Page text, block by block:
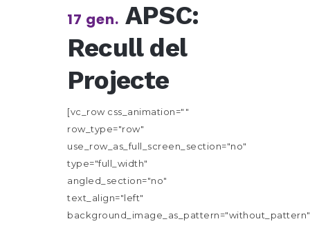
17 gen. APSC:
Recull del
Projecte
[vc_row css_animation=""
row_type="row"
use_row_as_full_screen_section="no"
type="full_width"
angled_section="no"
text_align="left"